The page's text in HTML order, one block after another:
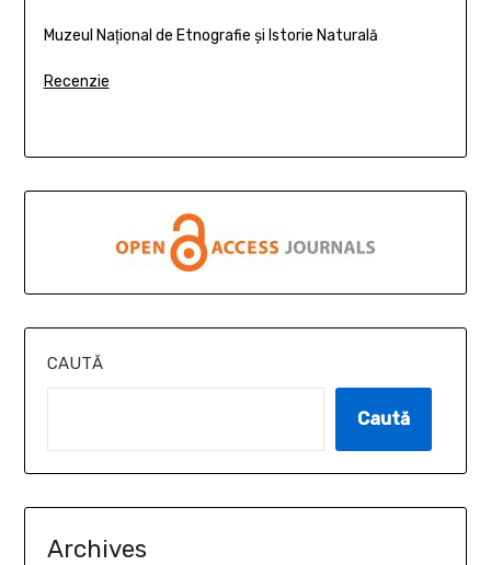
Muzeul Naţional de Etnografie şi Istorie Naturală
Recenzie
CAUTĂ
Caută
Archives